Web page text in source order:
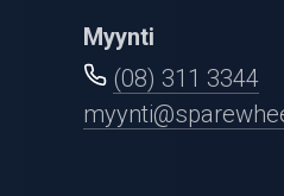
Myynti
(08) 311 3344